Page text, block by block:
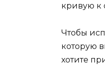
кривую к
Чтобы
которую
хотите